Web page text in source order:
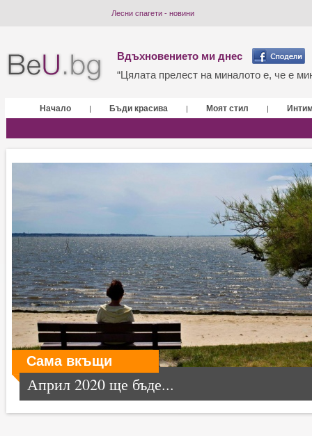
Лесни спагети - новини
Вдъхновението ми днес
“Цялата прелест на миналото е, че е
Начало | Бъди красива | Моят стил |
Сама вкъщи
Април 2020 ще бъде...